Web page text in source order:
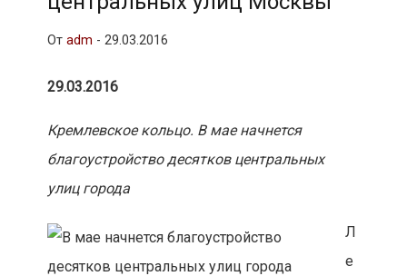
От adm - 29.03.2016
29.03.2016
Кремлевское кольцо. В мае начнется
благоустройство десятков центральных
улиц города
Л
е